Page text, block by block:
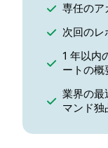
専任のア
次回のレ
1 年以内
ートの概
業界の最
マンド独